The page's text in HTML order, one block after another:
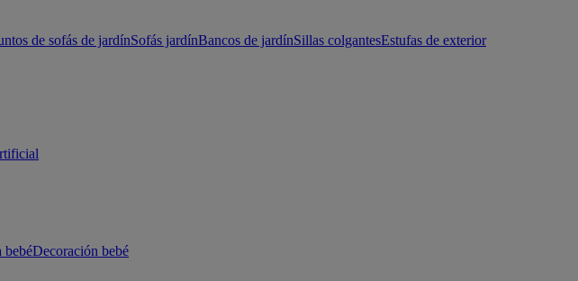
de sofás de jardínSofás jardínBancos de jardínSillas colgantesEstufas de exterior
bebéDecoración bebé